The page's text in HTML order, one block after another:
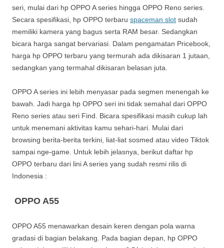
seri, mulai dari hp OPPO A series hingga OPPO Reno series.
Secara spesifikasi, hp OPPO terbaru spaceman slot sudah
memiliki kamera yang bagus serta RAM besar. Sedangkan
bicara harga sangat bervariasi. Dalam pengamatan Pricebook,
harga hp OPPO terbaru yang termurah ada dikisaran 1 jutaan,
sedangkan yang termahal dikisaran belasan juta.
OPPO A series ini lebih menyasar pada segmen menengah ke
bawah. Jadi harga hp OPPO seri ini tidak semahal dari OPPO
Reno series atau seri Find. Bicara spesifikasi masih cukup lah
untuk menemani aktivitas kamu sehari-hari. Mulai dari
browsing berita-berita terkini, liat-liat sosmed atau video Tiktok
sampai nge-game. Untuk lebih jelasnya, berikut daftar hp
OPPO terbaru dari lini A series yang sudah resmi rilis di
Indonesia :
OPPO A55
OPPO A55 menawarkan desain keren dengan pola warna
gradasi di bagian belakang. Pada bagian depan, hp OPPO